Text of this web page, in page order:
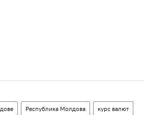
Республика Молдова курс валют